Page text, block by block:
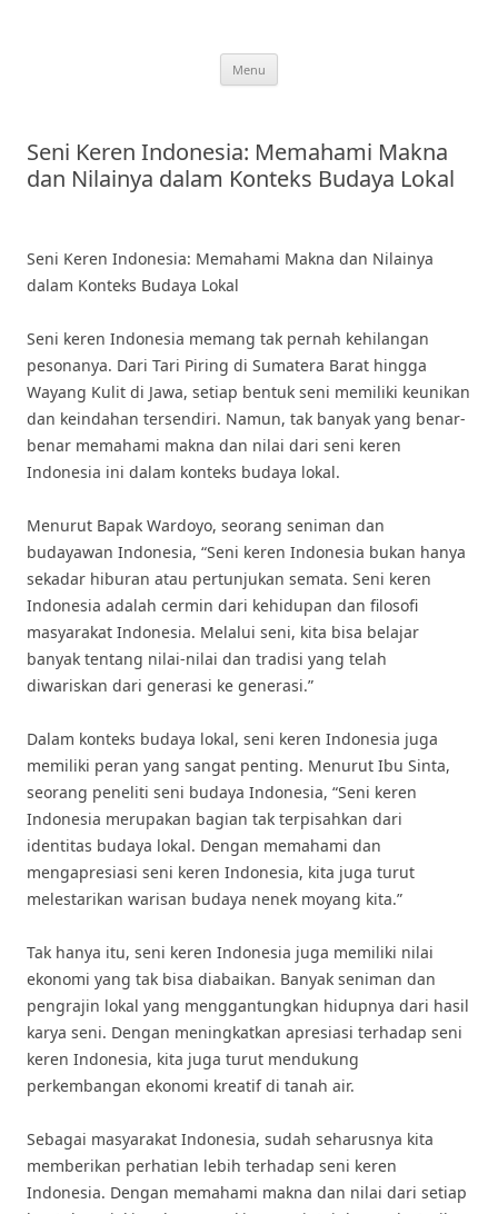
Menu
Seni Keren Indonesia: Memahami Makna
dan Nilainya dalam Konteks Budaya Lokal
Seni Keren Indonesia: Memahami Makna dan Nilainya
dalam Konteks Budaya Lokal
Seni keren Indonesia memang tak pernah kehilangan
pesonanya. Dari Tari Piring di Sumatera Barat hingga
Wayang Kulit di Jawa, setiap bentuk seni memiliki keunikan
dan keindahan tersendiri. Namun, tak banyak yang benar-
benar memahami makna dan nilai dari seni keren
Indonesia ini dalam konteks budaya lokal.
Menurut Bapak Wardoyo, seorang seniman dan
budayawan Indonesia, “Seni keren Indonesia bukan hanya
sekadar hiburan atau pertunjukan semata. Seni keren
Indonesia adalah cermin dari kehidupan dan filosofi
masyarakat Indonesia. Melalui seni, kita bisa belajar
banyak tentang nilai-nilai dan tradisi yang telah
diwariskan dari generasi ke generasi.”
Dalam konteks budaya lokal, seni keren Indonesia juga
memiliki peran yang sangat penting. Menurut Ibu Sinta,
seorang peneliti seni budaya Indonesia, “Seni keren
Indonesia merupakan bagian tak terpisahkan dari
identitas budaya lokal. Dengan memahami dan
mengapresiasi seni keren Indonesia, kita juga turut
melestarikan warisan budaya nenek moyang kita.”
Tak hanya itu, seni keren Indonesia juga memiliki nilai
ekonomi yang tak bisa diabaikan. Banyak seniman dan
pengrajin lokal yang menggantungkan hidupnya dari hasil
karya seni. Dengan meningkatkan apresiasi terhadap seni
keren Indonesia, kita juga turut mendukung
perkembangan ekonomi kreatif di tanah air.
Sebagai masyarakat Indonesia, sudah seharusnya kita
memberikan perhatian lebih terhadap seni keren
Indonesia. Dengan memahami makna dan nilai dari setiap